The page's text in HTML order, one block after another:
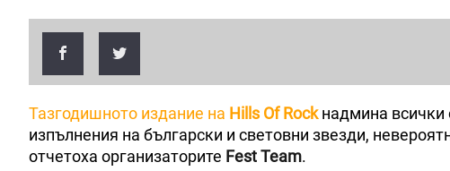
Тазгодишното издание на Hills Of Rockнадмина всички
изпълнения на български и световни звезди,
отчетоха организаторите Fest Team.